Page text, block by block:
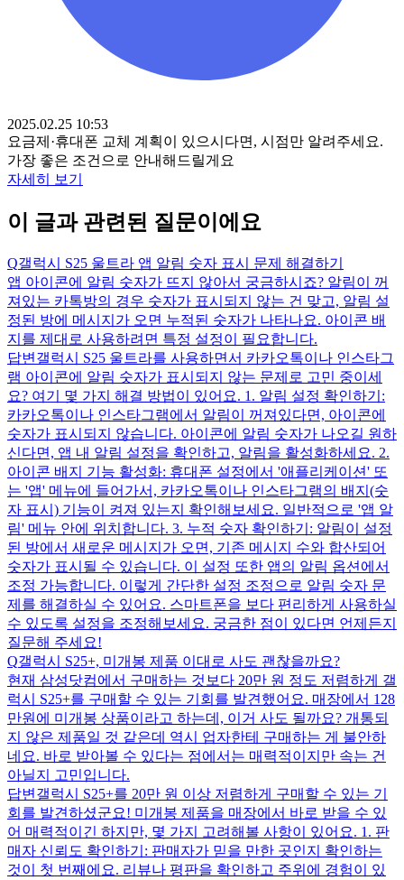
2025.02.25 10:53
요금제·휴대폰 교체 계획이 있으시다면, 시점만 알려주세요.
가장 좋은 조건으로 안내해드릴게요
자세히 보기
이 글과 관련된 질문이에요
Q갤럭시 S25 울트라 앱 알림 숫자 표시 문제 해결하기
앱 아이콘에 알림 숫자가 뜨지 않아서 궁금하시죠? 알림이 꺼
져있는 카톡방의 경우 숫자가 표시되지 않는 건 맞고, 알림 설
정된 방에 메시지가 오면 누적된 숫자가 나타나요. 아이콘 배
지를 제대로 사용하려면 특정 설정이 필요합니다.
답변 갤럭시 S25 울트라를 사용하면서 카카오톡이나 인스타그
램 아이콘에 알림 숫자가 표시되지 않는 문제로 고민 중이세
요? 여기 몇 가지 해결 방법이 있어요. 1. 알림 설정 확인하기:
카카오톡이나 인스타그램에서 알림이 꺼져있다면, 아이콘에
숫자가 표시되지 않습니다. 아이콘에 알림 숫자가 나오길 원하
신다면, 앱 내 알림 설정을 확인하고, 알림을 활성화하세요. 2.
아이콘 배지 기능 활성화: 휴대폰 설정에서 '애플리케이션' 또
는 '앱' 메뉴에 들어가서, 카카오톡이나 인스타그램의 배지(숫
자 표시) 기능이 켜져 있는지 확인해보세요. 일반적으로 '앱 알
림' 메뉴 안에 위치합니다. 3. 누적 숫자 확인하기: 알림이 설정
된 방에서 새로운 메시지가 오면, 기존 메시지 수와 합산되어
숫자가 표시될 수 있습니다. 이 설정 또한 앱의 알림 옵션에서
조정 가능합니다. 이렇게 간단한 설정 조정으로 알림 숫자 문
제를 해결하실 수 있어요. 스마트폰을 보다 편리하게 사용하실
수 있도록 설정을 조정해보세요. 궁금한 점이 있다면 언제든지
질문해 주세요!
Q갤럭시 S25+, 미개봉 제품 이대로 사도 괜찮을까요?
현재 삼성닷컴에서 구매하는 것보다 20만 원 정도 저렴하게 갤
럭시 S25+를 구매할 수 있는 기회를 발견했어요. 매장에서 128
만원에 미개봉 상품이라고 하는데, 이거 사도 될까요? 개통되
지 않은 제품일 것 같은데 역시 업자한테 구매하는 게 불안하
네요. 바로 받아볼 수 있다는 점에서는 매력적이지만 속는 건
아닐지 고민입니다.
답변 갤럭시 S25+를 20만 원 이상 저렴하게 구매할 수 있는 기
회를 발견하셨군요! 미개봉 제품을 매장에서 바로 받을 수 있
어 매력적이긴 하지만, 몇 가지 고려해볼 사항이 있어요. 1. 판
매자 신뢰도 확인하기: 판매자가 믿을 만한 곳인지 확인하는
것이 첫 번째에요. 리뷰나 평판을 확인하고 주위에 경험이 있